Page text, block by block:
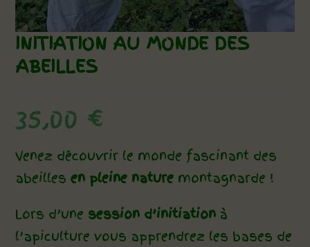
INITIATION AU MONDE DES
ABEILLES
35,00 €
Venez découvrir le monde fascinant des
abeillesen pleine nature montagnarde !
Lors d’une session d’initiation à
l’apiculture vous apprendrez les bases de